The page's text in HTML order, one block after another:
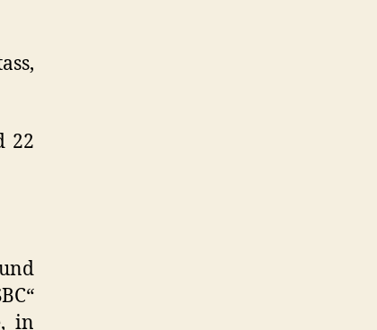
22
in